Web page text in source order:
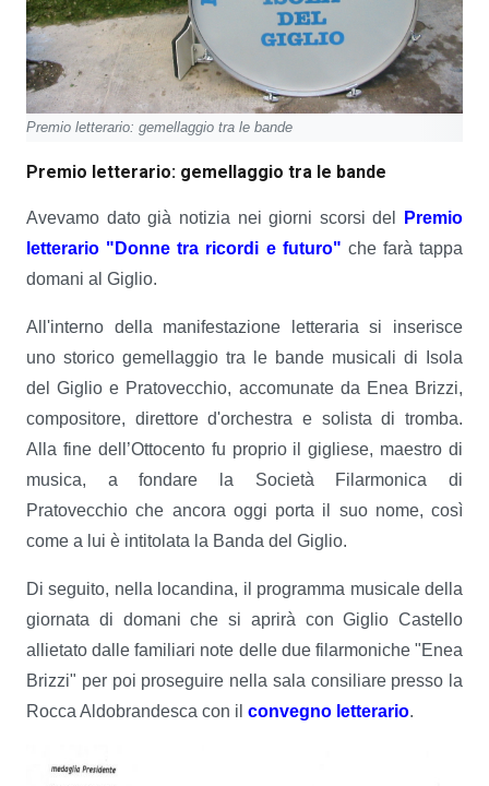
Premio letterario: gemellaggio tra le bande
Premio letterario: gemellaggio tra le bande
Avevamo dato già notizia nei giorni scorsi del
Premio
letterario "Donne tra ricordi e futuro" che farà tappa
domani al Giglio.
All'interno della manifestazione letteraria si inserisce
uno storico gemellaggio tra le bande musicali di Isola
del Giglio e Pratovecchio, accomunate da Enea Brizzi,
compositore, direttore d'orchestra e solista di tromba.
Alla fine dell’Ottocento fu proprio il gigliese, maestro di
musica, a fondare la Società Filarmonica di
Pratovecchio che ancora oggi porta il suo nome, così
come a lui è intitolata la Banda del Giglio.
Di seguito, nella locandina, il programma musicale della
giornata di domani che si aprirà con Giglio Castello
allietato dalle familiari note delle due filarmoniche "Enea
Brizzi" per poi proseguire nella sala consiliare presso la
Rocca Aldobrandesca con il convegno letterario.